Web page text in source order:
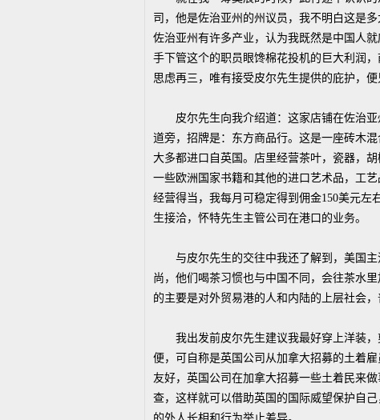
司，他是佐治亚州的州议员，我不明白这是
佐治亚州有许多产业，认为我既然是中国人
手下管这个的职员眼馋棉花投机的巨大利润
思虑再三，唯有接受皮尔先生提供的庇护，便
皮尔先生向我介绍道：这家店铺在佐治亚
道旁，招牌是：东方商品行。这是一座砖木
大多都进口自英国。店里经营茶叶，瓷器，
一些欧洲国家书籍和其他的进口艺术品，工
经营得当，我每月可稳定得到佣金150美元
生接洽，怀特先生主管公司在港口的业务。
与皮尔先生的交往中我还了解到，美国主
尚，他们喝茶习惯也与中国不同，会往茶水
的主要是对外贸易港的人和内陆的上层社会
我出发前皮尔先生建议我最好穿上洋装，
便，可自称是英国公司从加拿大招募的土着
友好，英国公司在加拿大招募一些土着民来
查，这样就可以借助英国的国际威望保护自